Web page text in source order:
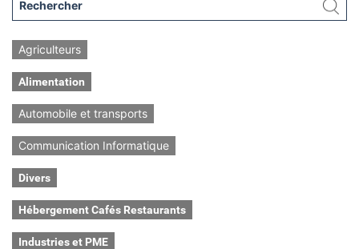
Agriculteurs
Alimentation
Automobile et transports
Communication Informatique
Divers
Hébergement Cafés Restaurants
Industries et PME